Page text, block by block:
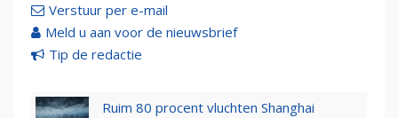
Verstuur per e-mail
Meld u aan voor de nieuwsbrief
Tip de redactie
Ruim 80 procent vluchten Shanghai